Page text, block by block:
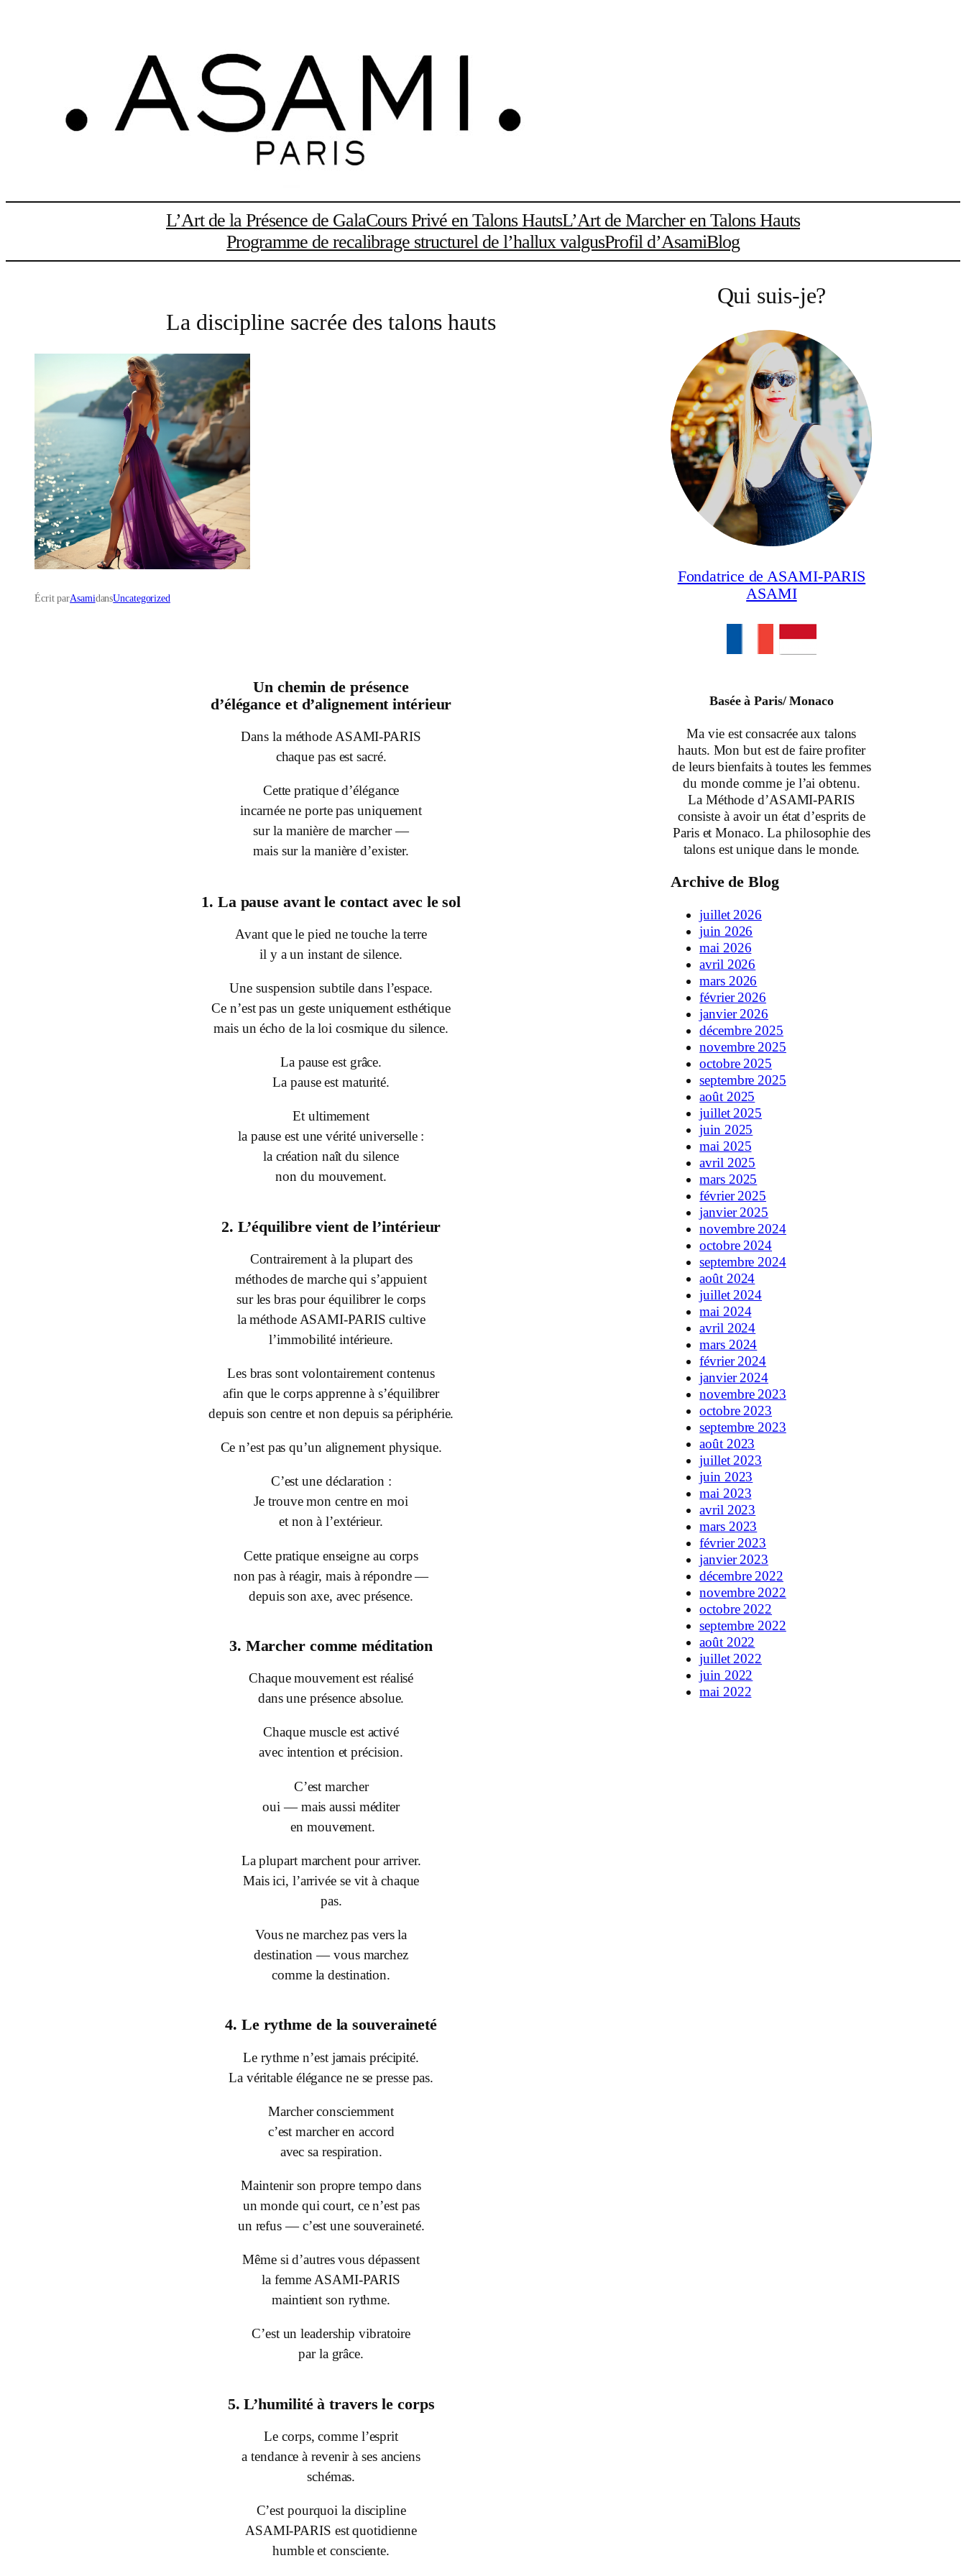
L’Art de la Présence de GalaCours Privé en Talons HautsL’Art de Marcher en Talons Hauts
Programme de recalibrage structurel de l’hallux valgusProfil d’AsamiBlog
La discipline sacrée des talons hauts
Écrit parAsamidansUncategorized
Un chemin de présence
d’élégance et d’alignement intérieur
Dans la méthode ASAMI-PARIS
chaque pas est sacré.
Cette pratique d’élégance
incarnée ne porte pas uniquement
sur la manière de marcher —
mais sur la manière d’exister.
1. La pause avant le contact avec le sol
Avant que le pied ne touche la terre
il y a un instant de silence.
Une suspension subtile dans l’espace.
Ce n’est pas un geste uniquement esthétique
mais un écho de la loi cosmique du silence.
La pause est grâce.
La pause est maturité.
Et ultimement
la pause est une vérité universelle :
la création naît du silence
non du mouvement.
2. L’équilibre vient de l’intérieur
Contrairement à la plupart des
méthodes de marche qui s’appuient
sur les bras pour équilibrer le corps
la méthode ASAMI-PARIS cultive
l’immobilité intérieure.
Les bras sont volontairement contenus
afin que le corps apprenne à s’équilibrer
depuis son centre et non depuis sa périphérie.
Ce n’est pas qu’un alignement physique.
C’est une déclaration :
Je trouve mon centre en moi
et non à l’extérieur.
Cette pratique enseigne au corps
non pas à réagir, mais à répondre —
depuis son axe, avec présence.
3. Marcher comme méditation
Chaque mouvement est réalisé
dans une présence absolue.
Chaque muscle est activé
avec intention et précision.
C’est marcher
oui — mais aussi méditer
en mouvement.
La plupart marchent pour arriver.
Mais ici, l’arrivée se vit à chaque
pas.
Vous ne marchez pas vers la
destination — vous marchez
comme la destination.
4. Le rythme de la souveraineté
Le rythme n’est jamais précipité.
La véritable élégance ne se presse pas.
Marcher consciemment
c’est marcher en accord
avec sa respiration.
Maintenir son propre tempo dans
un monde qui court, ce n’est pas
un refus — c’est une souveraineté.
Même si d’autres vous dépassent
la femme ASAMI-PARIS
maintient son rythme.
C’est un leadership vibratoire
par la grâce.
5. L’humilité à travers le corps
Le corps, comme l’esprit
a tendance à revenir à ses anciens
schémas.
C’est pourquoi la discipline
ASAMI-PARIS est quotidienne
humble et consciente.
Qui suis-je?
Fondatrice de ASAMI-PARIS
ASAMI
Basée à Paris/ Monaco
Ma vie est consacrée aux talons
hauts. Mon but est de faire profiter
de leurs bienfaits à toutes les femmes
du monde comme je l’ai obtenu.
La Méthode d’ASAMI-PARIS
consiste à avoir un état d’esprits de
Paris et Monaco. La philosophie des
talons est unique dans le monde.
Archive de Blog
juillet 2026
juin 2026
mai 2026
avril 2026
mars 2026
février 2026
janvier 2026
décembre 2025
novembre 2025
octobre 2025
septembre 2025
août 2025
juillet 2025
juin 2025
mai 2025
avril 2025
mars 2025
février 2025
janvier 2025
novembre 2024
octobre 2024
septembre 2024
août 2024
juillet 2024
mai 2024
avril 2024
mars 2024
février 2024
janvier 2024
novembre 2023
octobre 2023
septembre 2023
août 2023
juillet 2023
juin 2023
mai 2023
avril 2023
mars 2023
février 2023
janvier 2023
décembre 2022
novembre 2022
octobre 2022
septembre 2022
août 2022
juillet 2022
juin 2022
mai 2022